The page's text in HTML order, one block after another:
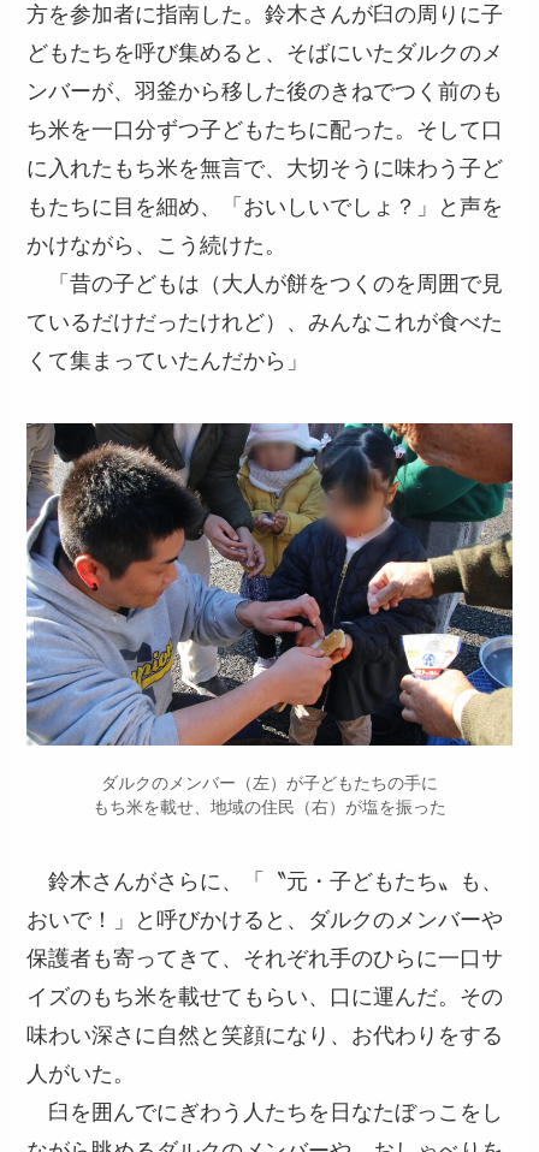
方を参加者に指南した。鈴木さんが臼の周りに子
どもたちを呼び集めると、そばにいたダルクのメ
ンバーが、羽釜から移した後のきねでつく前のも
ち米を一口分ずつ子どもたちに配った。そして口
に入れたもち米を無言で、大切そうに味わう子ど
もたちに目を細め、「おいしいでしょ？」と声を
かけながら、こう続けた。
「昔の子どもは（大人が餅をつくのを周囲で見
ているだけだったけれど）、みんなこれが食べた
くて集まっていたんだから」
ダルクのメンバー（左）が子どもたちの手に
もち米を載せ、地域の住民（右）が塩を振った
鈴木さんがさらに、「〝元・子どもたち〟も、
おいで！」と呼びかけると、ダルクのメンバーや
保護者も寄ってきて、それぞれ手のひらに一口サ
イズのもち米を載せてもらい、口に運んだ。その
味わい深さに自然と笑顔になり、お代わりをする
人がいた。
臼を囲んでにぎわう人たちを日なたぼっこをし